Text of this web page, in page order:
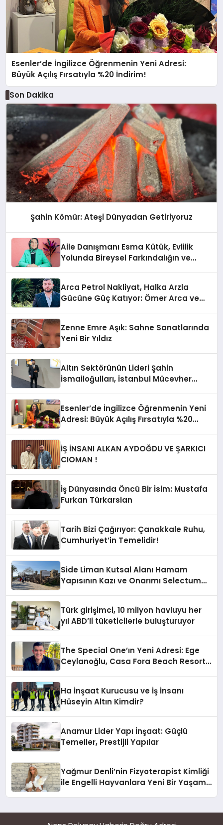
Esenler’de İngilizce Öğrenmenin Yeni Adresi:
Büyük Açılış Fırsatıyla %20 İndirim!
Son Dakika
Şahin Kömür: Ateşi Dünyadan Getiriyoruz
Aile Danışmanı Esma Kütük, Evlilik
Yolunda Bireysel Farkındalığın ve
Arca Petrol Nakliyat, Halka Arzla
Gücüne Güç Katıyor: Ömer Arca ve
Zenne Emre Aşık: Sahne Sanatlarında
Yeni Bir Yıldız
Altın Sektörünün Lideri Şahin
İsmailoğulları, İstanbul Mücevher
Esenler’de İngilizce Öğrenmenin Yeni
Adresi: Büyük Açılış Fırsatıyla %20
İŞ İNSANI ALKAN AYDOĞDU VE ŞARKICI
CIOMAN !
İş Dünyasında Öncü Bir İsim: Mustafa
Furkan Türkarslan
Tarih Bizi Çağırıyor: Çanakkale Ruhu,
Cumhuriyet’in Temelidir!
Side Liman Kutsal Alanı Hamam
Yapısının Kazı ve Onarımı Selectum
Türk girişimci, 10 milyon havluyu her
yıl ABD’li tüketicilerle buluşturuyor
The Special One’ın Yeni Adresi: Ege
Ceylanoğlu, Casa Fora Beach Resort
Ha İnşaat Kurucusu ve İş İnsanı
Hüseyin Altın Kimdir?
Anamur Lider Yapı İnşaat: Güçlü
Temeller, Prestijli Yapılar
Yağmur Denli’nin Fizyoterapist Kimliği
ile Engelli Hayvanlara Yeni Bir Yaşam